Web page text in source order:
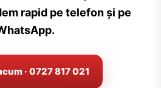
rapid pe telefon și pe
· 0727 817 021